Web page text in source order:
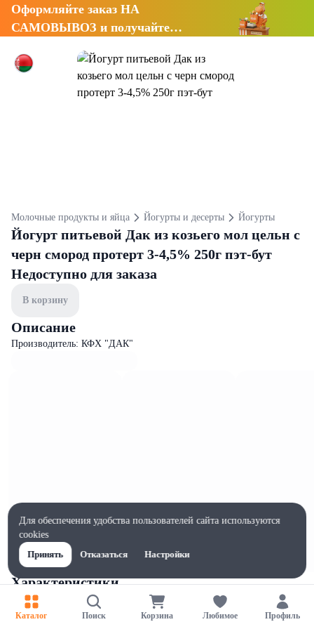
Оформляйте заказ НА
САМОВЫВОЗ и получайте
Молочные продукты и яйца Йогурты и десерты Йогурты
Йогурт питьевой Дак из козьего мол цельн с
черн смород протерт 3-4,5% 250г пэт-бут
Недоступно для заказа
В корзину
Описание
Производитель: КФХ "ДАК"
Характеристики
Ширина, мм
65
Каталог Поиск Корзина Любимое Профиль
Для обеспечения удобства пользователей сайта используются
cookies
Принять
Отказаться Настройки